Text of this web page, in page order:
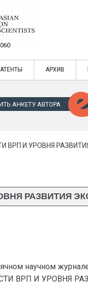
публикация
статей в ежемесячном
АРХИВ
АНКЕТУ АВТОРА
И УРОВНЯ
РАЗВИТИЯ
научном
ВРП И УРОВНЯ